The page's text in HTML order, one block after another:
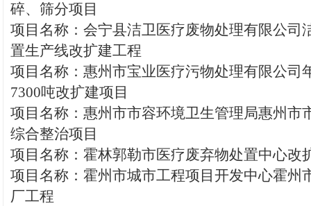
碎、筛分项目
项目名称：会宁县洁卫医疗废物处理有限公司
置生产线改扩建工程
项目名称：惠州市宝业医疗污物处理有限公司
7300吨改扩建项目
项目名称：惠州市市容环境卫生管理局惠州市
综合整治项目
项目名称：霍林郭勒市医疗废弃物处置中心改
项目名称：霍州市城市工程项目开发中心霍州
厂工程